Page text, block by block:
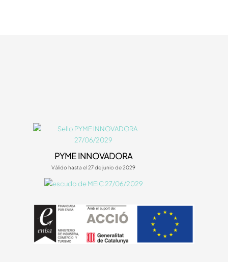
PYME INNOVADORA
Válido hasta el 27 de junio de 2029